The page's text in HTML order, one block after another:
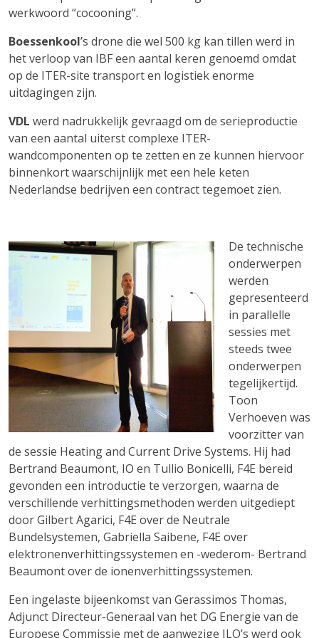
werkwoord “cocooning”.
Boessenkool’s drone die wel 500 kg kan tillen werd in
het verloop van IBF een aantal keren genoemd omdat
op de ITER-site transport en logistiek enorme
uitdagingen zijn.
VDL werd nadrukkelijk gevraagd om de serieproductie
van een aantal uiterst complexe ITER-
wandcomponenten op te zetten en ze kunnen hiervoor
binnenkort waarschijnlijk met een hele keten
Nederlandse bedrijven een contract tegemoet zien.
De technische
onderwerpen
werden
gepresenteerd
in parallelle
sessies met
steeds twee
onderwerpen
tegelijkertijd.
Toon
Verhoeven was
voorzitter van
de sessie Heating and Current Drive Systems. Hij had
Bertrand Beaumont, IO en Tullio Bonicelli, F4E bereid
gevonden een introductie te verzorgen, waarna de
verschillende verhittingsmethoden werden uitgediept
door Gilbert Agarici, F4E over de Neutrale
Bundelsystemen, Gabriella Saibene, F4E over
elektronenverhittingssystemen en -wederom- Bertrand
Beaumont over de ionenverhittingssystemen.
Een ingelaste bijeenkomst van Gerassimos Thomas,
Adjunct Directeur-Generaal van het DG Energie van de
Europese Commissie met de aanwezige ILO’s werd ook